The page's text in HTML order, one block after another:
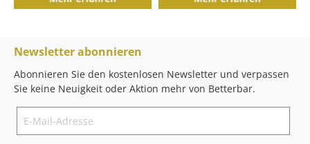
Newsletter abonnieren
Abonnieren Sie den kostenlosen Newsletter und verpassen
Sie keine Neuigkeit oder Aktion mehr von Betterbar.